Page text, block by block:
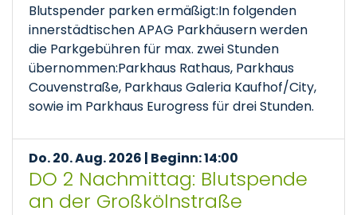
Blutspender parken ermäßigt:In folgenden
innerstädtischen APAG Parkhäusern werden
die Parkgebühren für max. zwei Stunden
übernommen:Parkhaus Rathaus, Parkhaus
Couvenstraße, Parkhaus Galeria Kaufhof/City,
sowie im Parkhaus Eurogress für drei Stunden.
Do. 20. Aug. 2026 | Beginn: 14:00
DO 2 Nachmittag: Blutspende
an der Großkölnstraße